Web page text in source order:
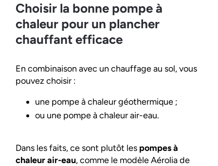
Choisir la bonne pompe à
chaleur pour un plancher
chauffant efficace
En combinaison avec un chauffage au sol, vous
pouvez choisir :
une pompe à chaleur géothermique ;
ou une pompe à chaleur air-eau.
Dans les faits, ce sont plutôt les pompes à
chaleur air-eau, comme le modèle Aérolia de